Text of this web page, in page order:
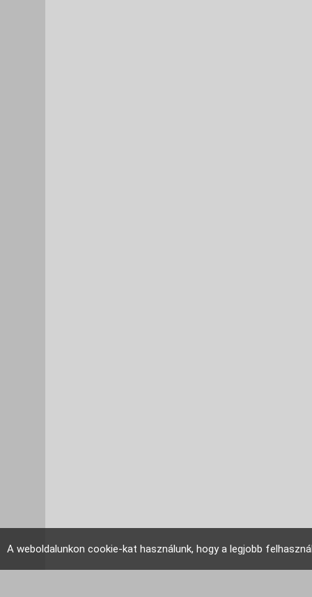
A weboldalunkon cookie-kat használunk, hogy a legjobb